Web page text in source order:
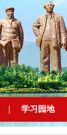
| 学习园地